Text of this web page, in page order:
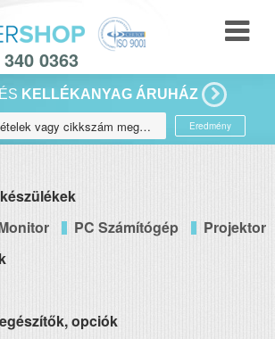
0363
ÉS KELLÉKANYAG ÁRUHÁZ
Eredmény
PC Számítógép
Projektor
opciók